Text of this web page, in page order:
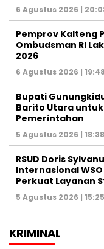
6 Agustus 2026 |
Pemprov Kalteng
Ombudsman RI
2026
6 Agustus 2026 |
Bupati
Barito Utara
Pemerintahan
5 Agustus 2026 |
RSUD Doris
Internasional
Perkuat Layanan
5 Agustus 2026 |
KRIMINAL